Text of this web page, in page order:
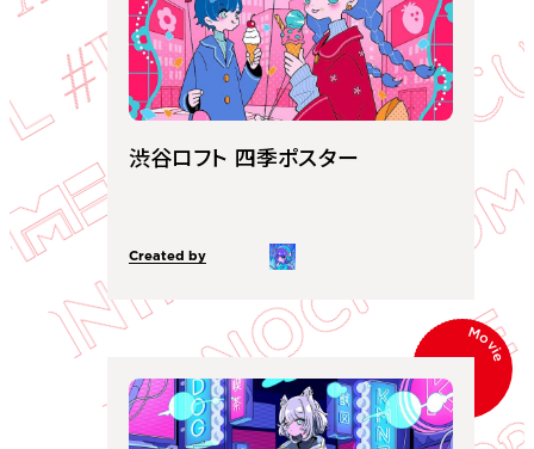
渋谷ロフト 四季ポスター
Created by
Movie